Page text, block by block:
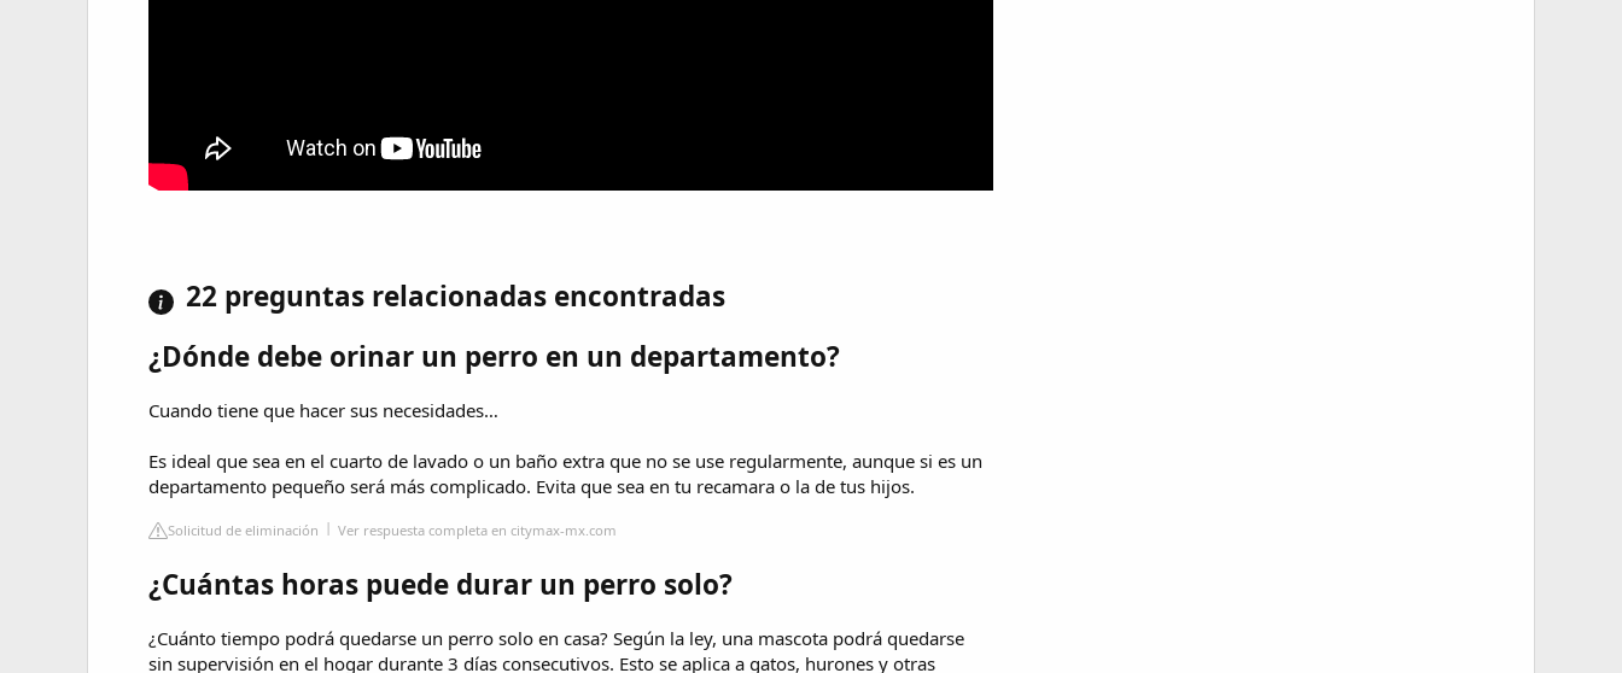
22 preguntas relacionadas encontradas
¿Dónde debe orinar un perro en un departamento?
Cuando tiene que hacer sus necesidades…
Es ideal que sea en el cuarto de lavado o un baño extra que no se use regularmente, aunque si es un
departamento pequeño será más complicado. Evita que sea en tu recamara o la de tus hijos.
Solicitud de eliminación Ver respuesta completa en citymax-mx.com
¿Cuántas horas puede durar un perro solo?
¿Cuánto tiempo podrá quedarse un perro solo en casa? Según la ley, una mascota podrá quedarse
sin supervisión en el hogar durante 3 días consecutivos. Esto se aplica a gatos, hurones y otras